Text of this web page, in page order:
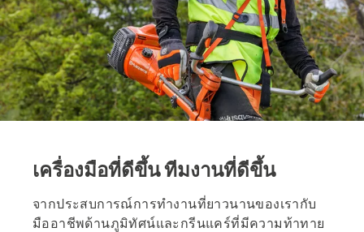
เครื่องมือที่ดีขึ้น ทีมงานที่ดีขึ้น
จากประสบการณ์การทำงานที่ยาวนานของเรากับ
มืออาชีพด้านภูมิทัศน์และกรีนแคร์ที่มีความท้าทาย